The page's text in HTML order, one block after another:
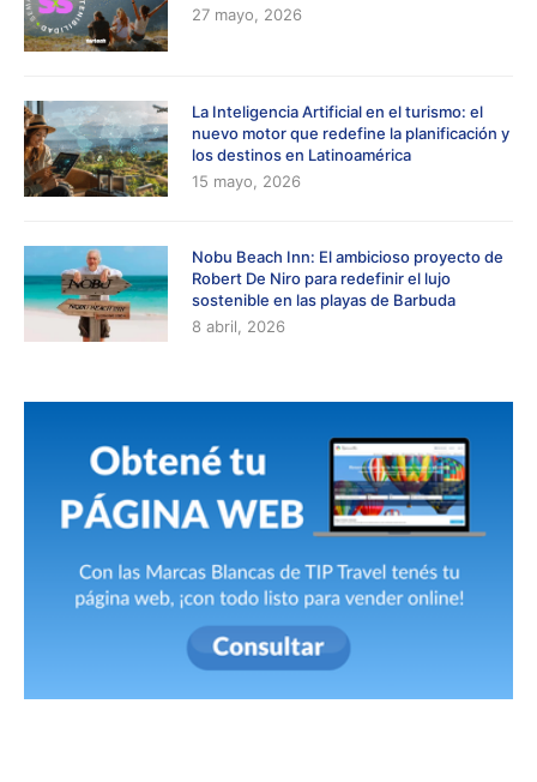
27 mayo, 2026
La Inteligencia Artificial en el turismo: el
nuevo motor que redefine la planificación y
los destinos en Latinoamérica
15 mayo, 2026
Nobu Beach Inn: El ambicioso proyecto de
Robert De Niro para redefinir el lujo
sostenible en las playas de Barbuda
8 abril, 2026